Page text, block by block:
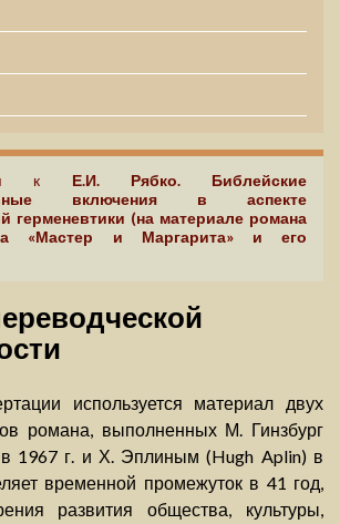
к Е.И. Рябко. Библейские
включения в аспекте
герменевтики (на материале романа
«Мастер и Маргарита» и его
используется материал двух
романа, выполненных М. Гинзбург
1967 г. и Х. Эплиным (Hugh Aplin) в
временной промежуток в 41 год,
развития общества, культуры,